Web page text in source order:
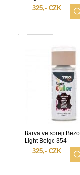
325,- CZK
Barva ve spreji
Light Beige 354
325,- CZK